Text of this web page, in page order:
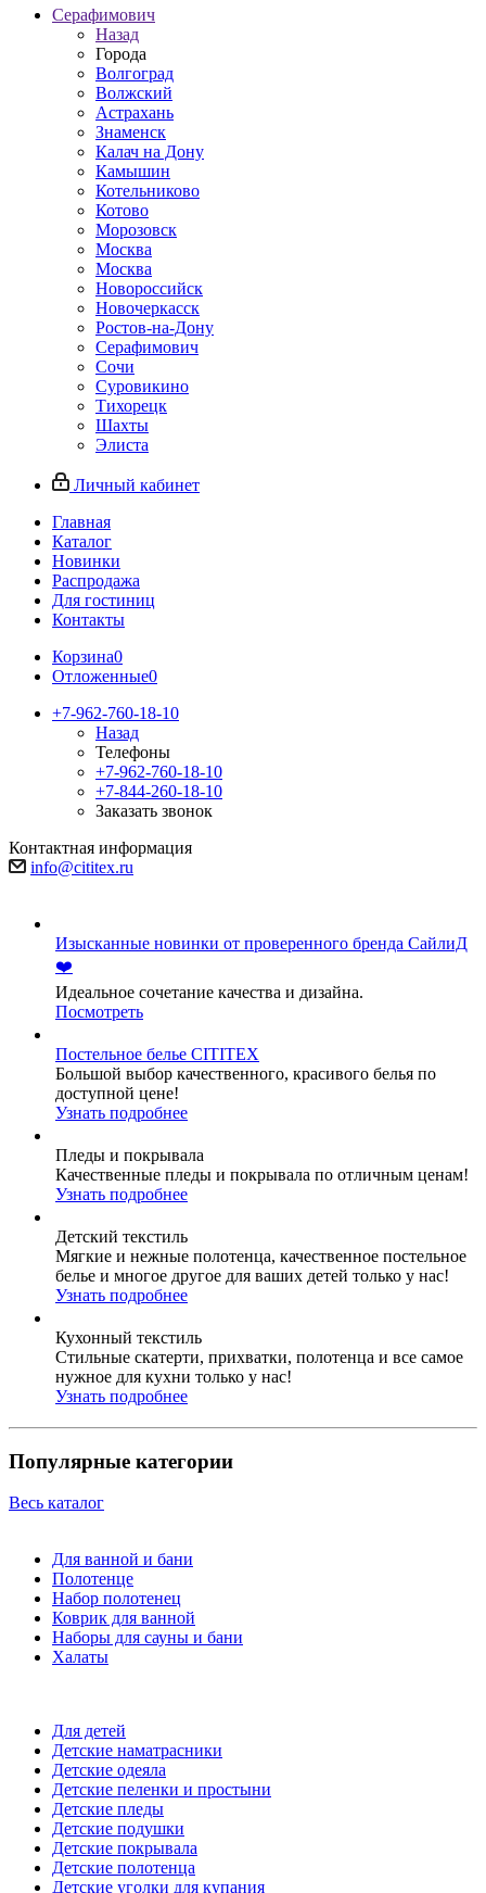
Серафимович
Назад
Города
Волгоград
Волжский
Астрахань
Знаменск
Калач на Дону
Камышин
Котельниково
Котово
Морозовск
Москва
Москва
Новороссийск
Новочеркасск
Ростов-на-Дону
Серафимович
Сочи
Суровикино
Тихорецк
Шахты
Элиста
Личный кабинет
Главная
Каталог
Новинки
Распродажа
Для гостиниц
Контакты
Корзина0
Отложенные0
+7-962-760-18-10
Назад
Телефоны
+7-962-760-18-10
+7-844-260-18-10
Заказать звонок
Контактная информация
info@cititex.ru
Изысканные новинки от проверенного бренда СайлиД
❤️
Идеальное сочетание качества и дизайна.
Посмотреть
Постельное белье CITITEX
Большой выбор качественного, красивого белья по
доступной цене!
Узнать подробнее
Пледы и покрывала
Качественные пледы и покрывала по отличным ценам!
Узнать подробнее
Детский текстиль
Мягкие и нежные полотенца, качественное постельное
белье и многое другое для ваших детей только у нас!
Узнать подробнее
Кухонный текстиль
Стильные скатерти, прихватки, полотенца и все самое
нужное для кухни только у нас!
Узнать подробнее
Популярные категории
Весь каталог
Для ванной и бани
Полотенце
Набор полотенец
Коврик для ванной
Наборы для сауны и бани
Халаты
Для детей
Детские наматрасники
Детские одеяла
Детские пеленки и простыни
Детские пледы
Детские подушки
Детские покрывала
Детские полотенца
Детские уголки для купания